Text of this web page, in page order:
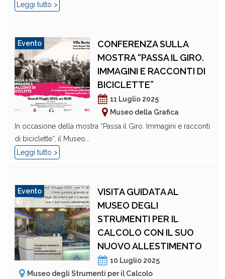
Leggi tutto >
Evento
CONFERENZA SULLA
MOSTRA “PASSA IL GIRO.
IMMAGINI E RACCONTI DI
BICICLETTE”
11 Luglio 2025
Museo della Grafica
In occasione della mostra “Passa il Giro. Immagini e racconti
di biciclette“, il Museo...
Leggi tutto >
Evento
VISITA GUIDATA AL
MUSEO DEGLI
STRUMENTI PER IL
CALCOLO CON IL SUO
NUOVO ALLESTIMENTO
10 Luglio 2025
Museo degli Strumenti per il Calcolo